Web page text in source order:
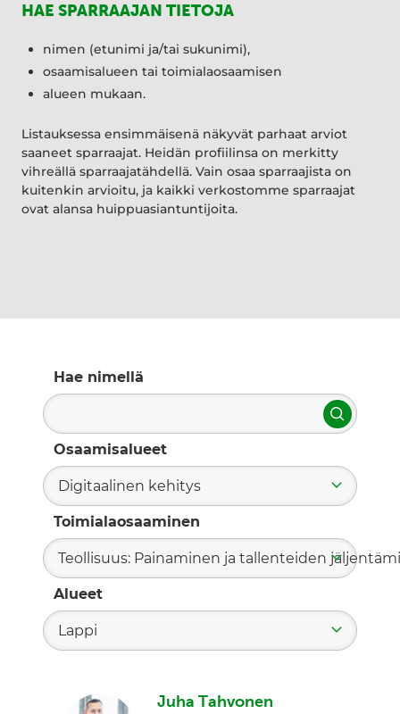
HAE SPARRAAJAN TIETOJA
nimen (etunimi ja/tai sukunimi),
osaamisalueen tai toimialaosaamisen
alueen mukaan.
Listauksessa ensimmäisenä näkyvät parhaat arviot
saaneet sparraajat. Heidän profiilinsa on merkitty
vihreällä sparraajatähdellä. Vain osaa sparraajista on
kuitenkin arvioitu, ja kaikki verkostomme sparraajat
ovat alansa huippuasiantuntijoita.
Hae nimellä
Hae
Osaamisalueet
Digitaalinen kehitys
Toimialaosaaminen
Teollisuus: Painaminen ja tallenteiden
Alueet
Lappi
Juha Tahvonen